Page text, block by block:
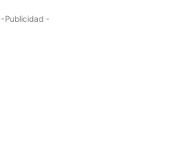
-Publicidad -